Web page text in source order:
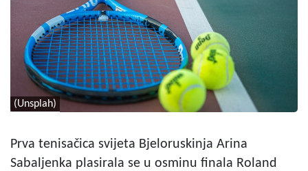
(Unsplah)
Prva tenisačica svijeta Bjeloruskinja Arina
Sabaljenka plasirala se u osminu finala Roland